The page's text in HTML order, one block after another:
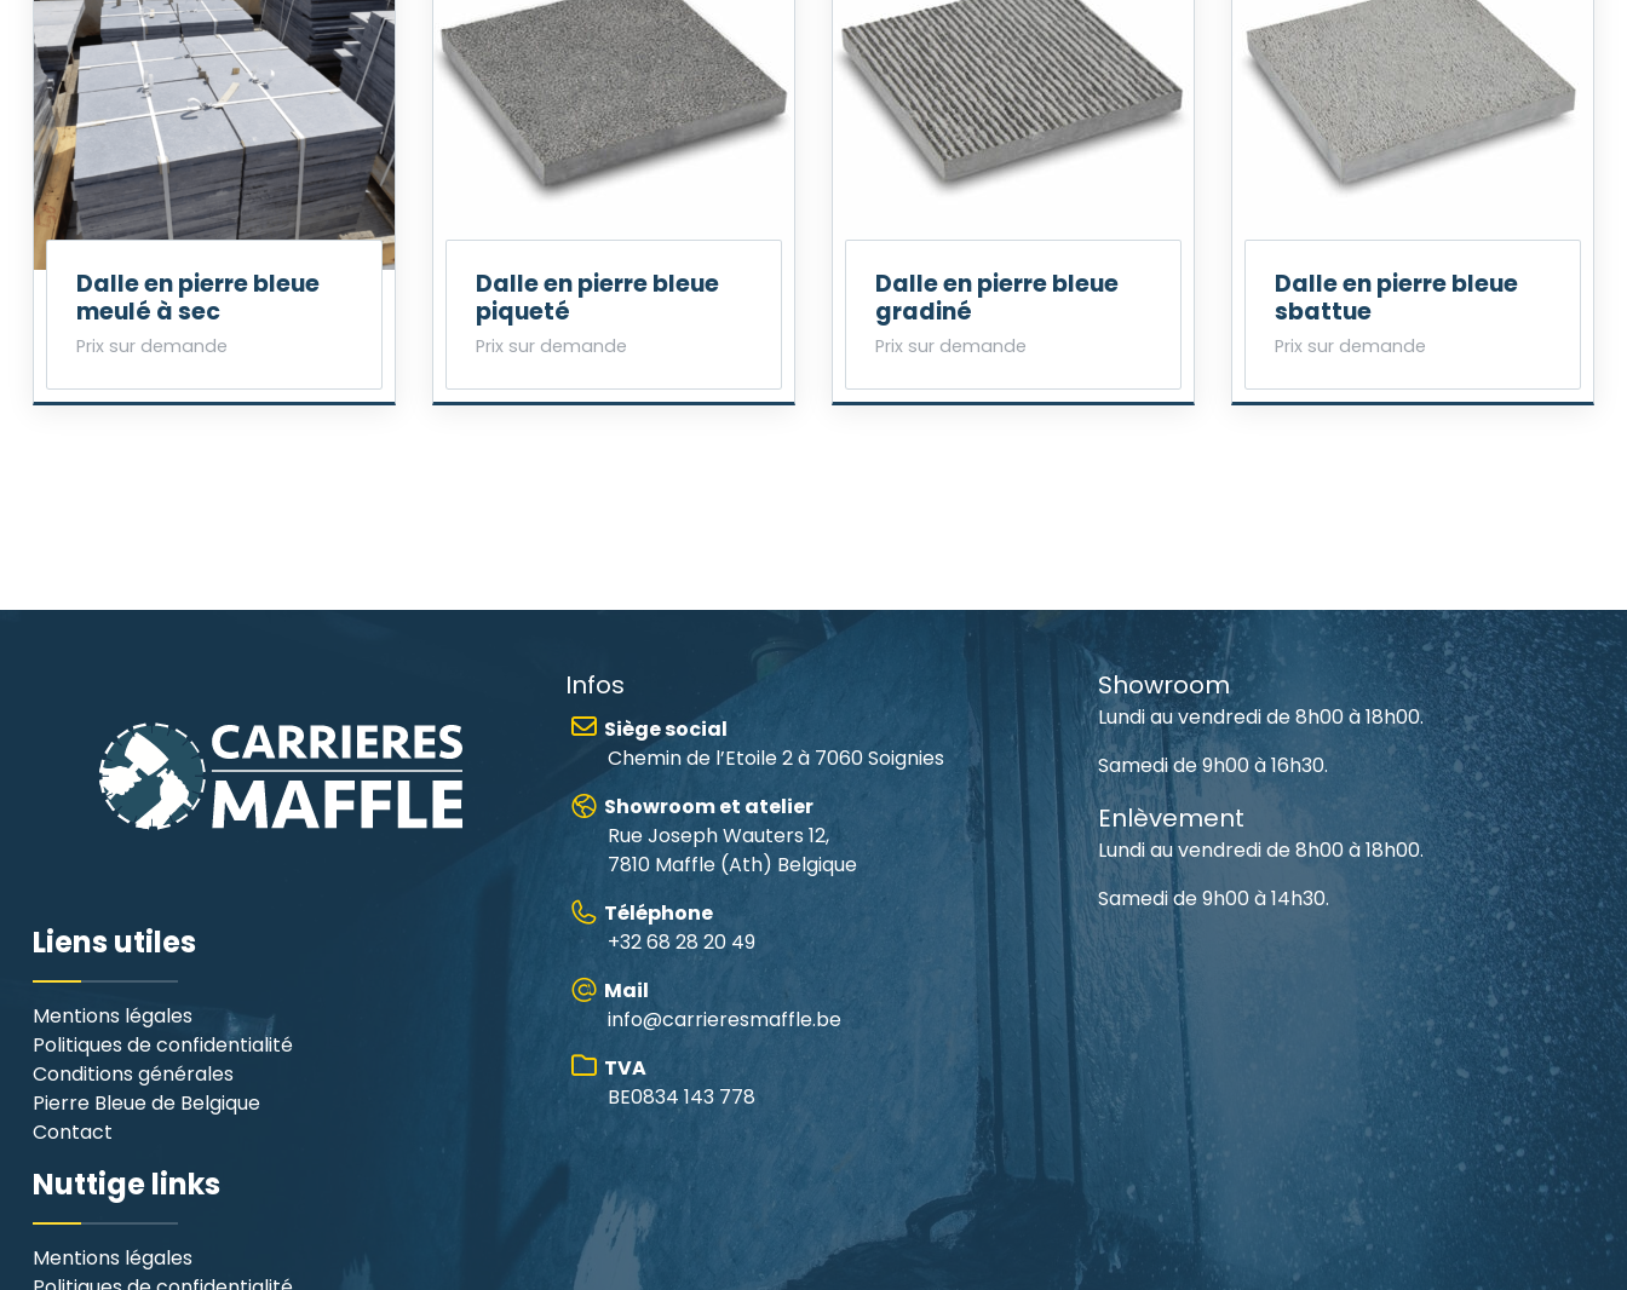
Dalle en pierre bleue
meulé à sec
Prix sur demande
Dalle en pierre bleue
piqueté
Prix sur demande
Dalle en pierre bleue
gradiné
Prix sur demande
Dalle en pierre bleue
sbattue
Prix sur demande
Liens utiles
Mentions légales
Politiques de confidentialité
Conditions générales
Pierre Bleue de Belgique
Contact
Nuttige links
Mentions légales
Infos
Siège social
Chemin de l’Etoile 2 à 7060 Soignies
Showroom et atelier
Rue Joseph Wauters 12,
7810 Maffle (Ath) Belgique
Téléphone
+32 68 28 20 49
Mail
info@carrieresmaffle.be
TVA
BE0834 143 778
Showroom
Lundi au vendredi de 8h00 à 18h00.
Samedi de 9h00 à 16h30.
Enlèvement
Lundi au vendredi de 8h00 à 18h00.
Samedi de 9h00 à 14h30.